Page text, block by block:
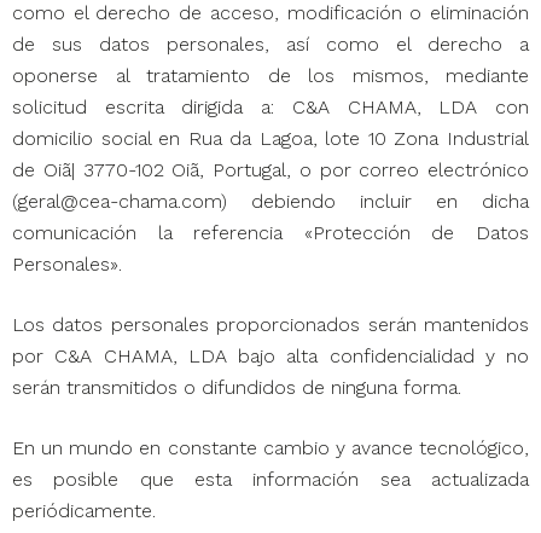
como el derecho de acceso, modificación o eliminación
de sus datos personales, así como el derecho a
oponerse al tratamiento de los mismos, mediante
solicitud escrita dirigida a: C&A CHAMA, LDA con
domicilio social en Rua da Lagoa, lote 10 Zona Industrial
de Oiã| 3770-102 Oiã, Portugal, o por correo electrónico
(geral@cea-chama.com) debiendo incluir en dicha
comunicación la referencia «Protección de Datos
Personales».
Los datos personales proporcionados serán mantenidos
por C&A CHAMA, LDA bajo alta confidencialidad y no
serán transmitidos o difundidos de ninguna forma.
En un mundo en constante cambio y avance tecnológico,
es posible que esta información sea actualizada
periódicamente.